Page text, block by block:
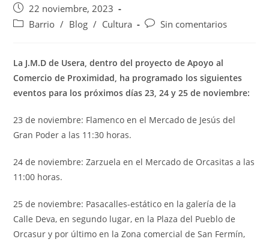
22 noviembre, 2023
Barrio / Blog / Cultura Sin comentarios
La J.M.D de Usera, dentro del proyecto de Apoyo al
Comercio de Proximidad, ha programado los siguientes
eventos para los próximos días 23, 24 y 25 de noviembre:
23 de noviembre: Flamenco en el Mercado de Jesús del
Gran Poder a las 11:30 horas.
24 de noviembre: Zarzuela en el Mercado de Orcasitas a las
11:00 horas.
25 de noviembre: Pasacalles-estático en la galería de la
Calle Deva, en segundo lugar, en la Plaza del Pueblo de
Orcasur y por último en la Zona comercial de San Fermín,